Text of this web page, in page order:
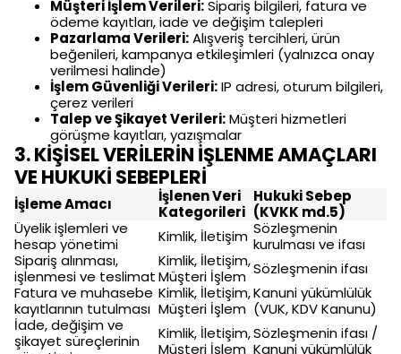
Müşteri İşlem Verileri:Sipariş bilgileri, fatura ve
ödeme kayıtları, iade ve değişim talepleri
Pazarlama Verileri:Alışveriş tercihleri, ürün
beğenileri, kampanya etkileşimleri (yalnızca onay
verilmesi halinde)
İşlem Güvenliği Verileri:IP adresi, oturum bilgileri,
çerez verileri
Talep ve Şikayet Verileri:Müşteri hizmetleri
görüşme kayıtları, yazışmalar
3. KİŞİSEL VERİLERİN İŞLENME AMAÇLARI
VE HUKUKİ SEBEPLERİ
İşleme Amacı
İşlenen Veri
Kategorileri
Hukuki Sebep
(KVKK md.5)
Üyelik işlemleri ve
hesap yönetimi
Kimlik, İletişim Sözleşmenin
kurulması ve ifası
Sipariş alınması,
işlenmesi ve teslimat
Kimlik, İletişim,
Müşteri İşlem Sözleşmenin ifası
Fatura ve muhasebe
kayıtlarının tutulması
Kimlik, İletişim,
Müşteri İşlem
Kanuni yükümlülük
(VUK, KDV Kanunu)
İade, değişim ve
şikayet süreçlerinin
Kimlik, İletişim,
Müşteri İşlem
Sözleşmenin ifası /
Kanuni yükümlülük